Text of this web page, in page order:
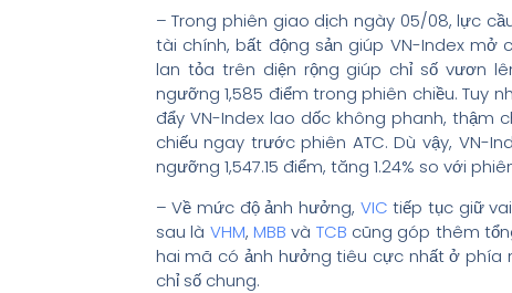
– Trong phiên giao dịch ngày 05/08, lực
tài chính, bất động sản giúp VN-Index
lan tỏa trên diện rộng giúp chỉ số vươn
ngưỡng 1,585 điểm trong phiên chiều. Tuy
đẩy VN-Index lao dốc không phanh,
chiếu ngay trước phiên ATC. Dù vậy, VN-
ngưỡng 1,547.15 điểm, tăng 1.24% so với
– Về mức độ ảnh hưởng, VIC tiếp tục giữ
sau là VHM, MBB và TCB cũng góp thêm
hai mã có ảnh hưởng tiêu cực nhất ở phía
chỉ số chung.